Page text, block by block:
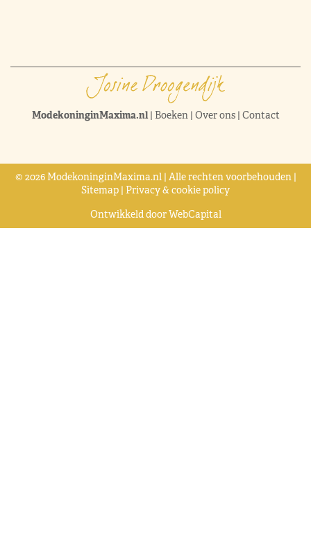
ModekoninginMaxima.nl| Boeken| Over ons| Contact
© 2026 ModekoninginMaxima.nl | Alle rechten voorbehouden |
Sitemap | Privacy & cookie policy
Ontwikkeld doorWebCapital